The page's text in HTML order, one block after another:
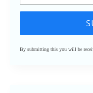
By submitting this you will be